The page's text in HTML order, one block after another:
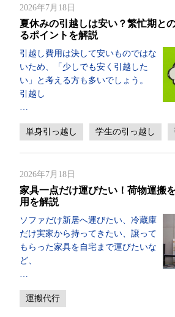
2026年7月18日
夏休みの引越しは安い？繁忙期と
るポイントを解説
引越し費用は決して安いものではな
いため、「少しでも安く引越した
い」と考える方も多いでしょう。
引越し
単身引っ越し 学生の引っ越し
2026年7月18日
家具一点だけ運びたい！荷物運搬
用を解説
ソファだけ新居へ運びたい、冷蔵庫
だけ実家から持ってきたい、譲って
もらった家具を自宅まで運びたいな
ど、
運搬代行